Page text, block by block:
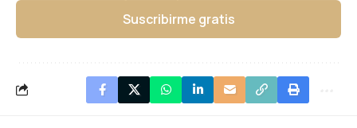
Suscribirme gratis